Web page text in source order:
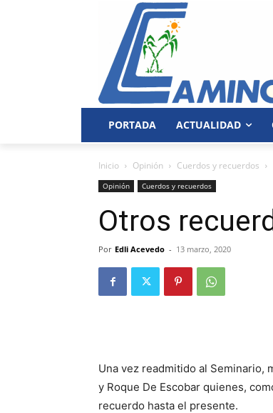
PORTADA ACTUALIDAD
Inicio Opinión Cuerdos y recuerdos
Opinión Cuerdos y recuerdos
Otros
Por Edli Acevedo - 13 marzo, 2020
Una vez readmitido al Seminario,
y Ro­que De Escobar quienes,
recuerdo hasta el presente.